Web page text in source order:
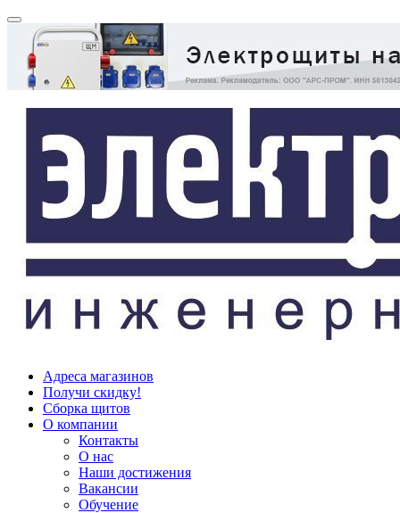
Адреса магазинов
Получи скидку!
Сборка щитов
О компании
Контакты
О нас
Наши достижения
Вакансии
Обучение